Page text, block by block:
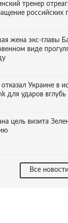
тренер
российских
жена экс-главы
виде
Украине в
для ударов вглубь
цель визита
Все новости